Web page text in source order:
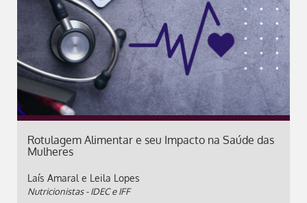
Rotulagem Alimentar e seu Impacto na Saúde das
Mulheres
Laís Amaral e Leila Lopes
Nutricionistas - IDEC e IFF